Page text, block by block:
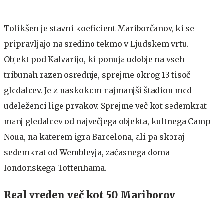
Tolikšen je stavni koeficient Mariborčanov, ki se
pripravljajo na sredino tekmo v Ljudskem vrtu.
Objekt pod Kalvarijo, ki ponuja udobje na vseh
tribunah razen osrednje, sprejme okrog 13 tisoč
gledalcev. Je z naskokom najmanjši štadion med
udeleženci lige prvakov. Sprejme več kot sedemkrat
manj gledalcev od največjega objekta, kultnega Camp
Noua, na katerem igra Barcelona, ali pa skoraj
sedemkrat od Wembleyja, začasnega doma
londonskega Tottenhama.
Real vreden več kot 50 Mariborov